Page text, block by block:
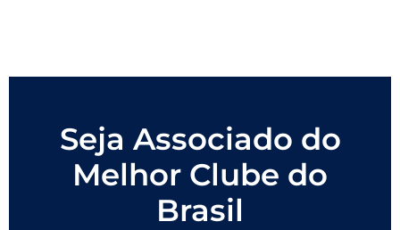
Seja Associado do
Melhor Clube do
Brasil